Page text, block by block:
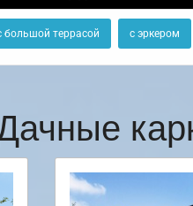
большой террасой с эркером